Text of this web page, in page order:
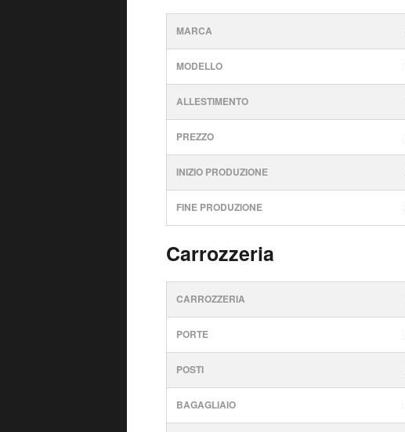
MARCA
MODELLO
ALLESTIMENTO
PREZZO
INIZIO PRODUZIONE
FINE PRODUZIONE
Carrozzeria
CARROZZERIA
PORTE
POSTI
BAGAGLIAIO